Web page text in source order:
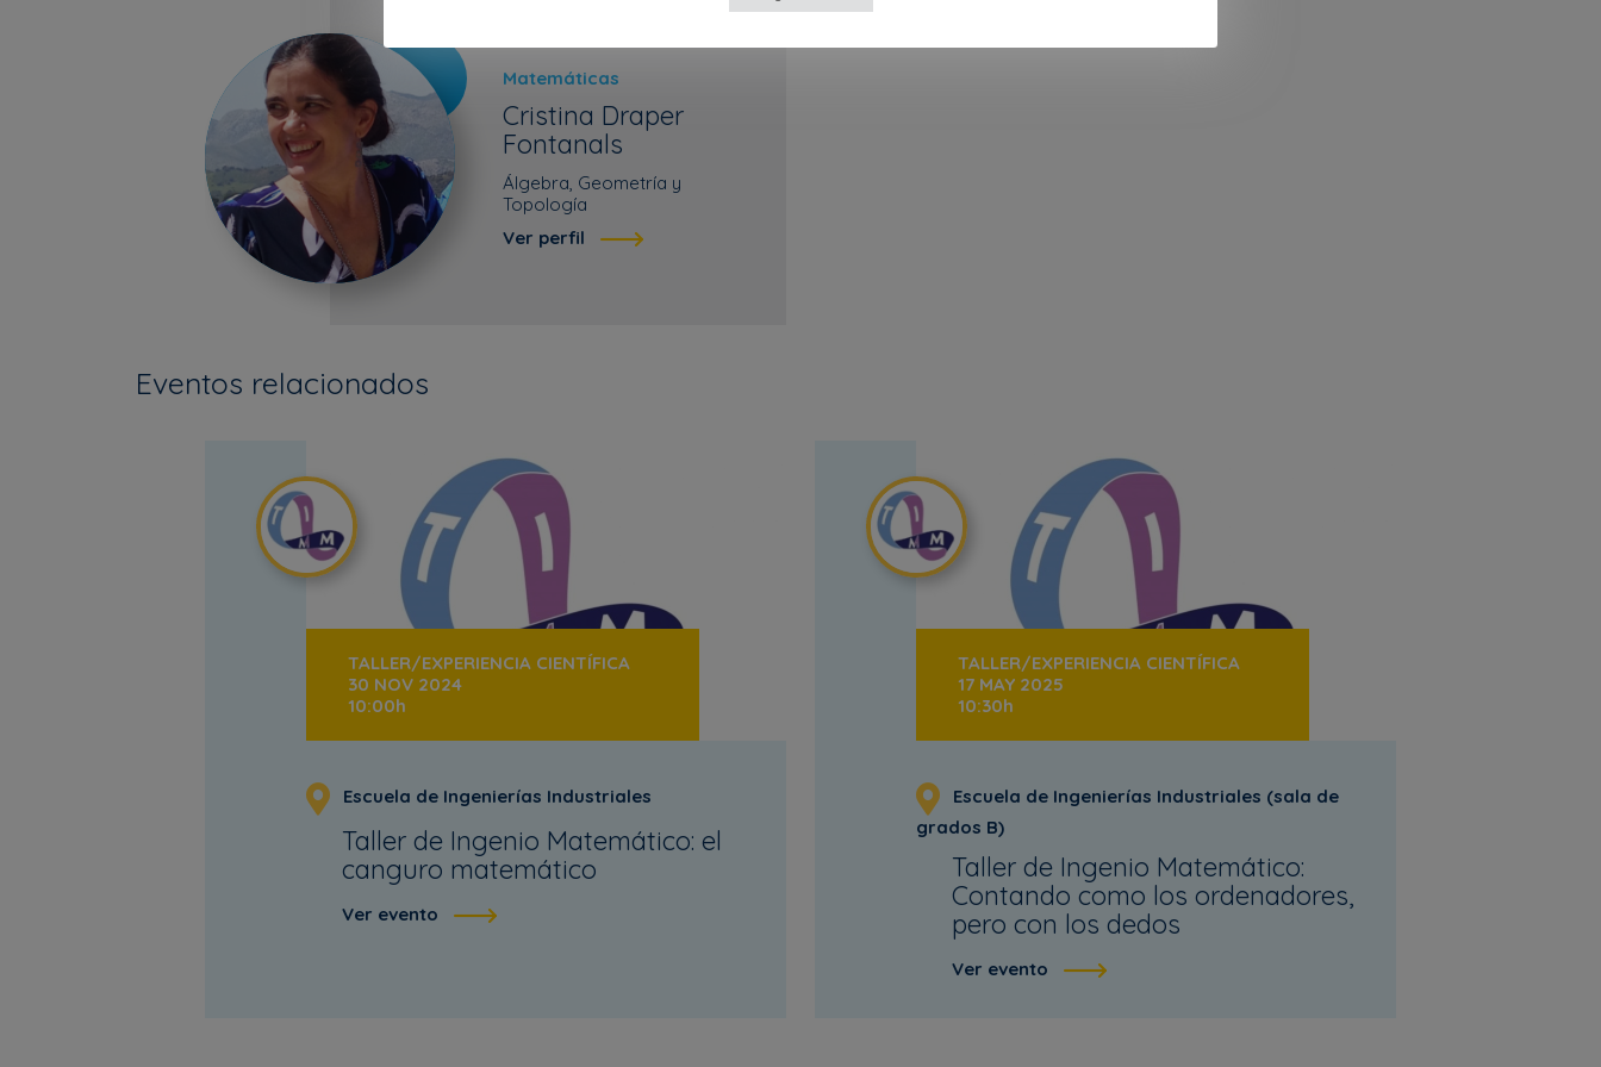
Matemáticas
Cristina Draper
Fontanals
Álgebra, Geometría y
Topología
Ver perfil
Eventos relacionados
TALLER/EXPERIENCIA CIENTÍFICA
30 NOV 2024
10:00h
Escuela de Ingenierías Industriales
Taller de Ingenio Matemático: el
canguro matemático
Ver evento
TALLER/EXPERIENCIA CIENTÍFICA
17 MAY 2025
10:30h
Escuela de Ingenierías Industriales (sala de
grados B)
Taller de Ingenio Matemático:
Contando como los ordenadores,
pero con los dedos
Ver evento